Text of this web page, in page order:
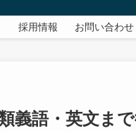
採用情報 お問い合わせ
義語・英文ま